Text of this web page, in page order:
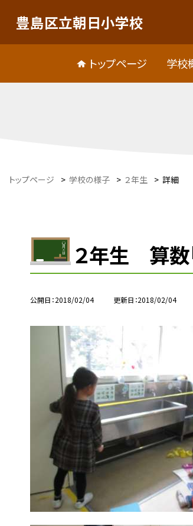
豊島区立朝日小学校
トップページ 学校
トップページ > 学校の様子 > ２年生 > 詳細
２年生 算数
公開日 2018/02/04 更新日 2018/02/04